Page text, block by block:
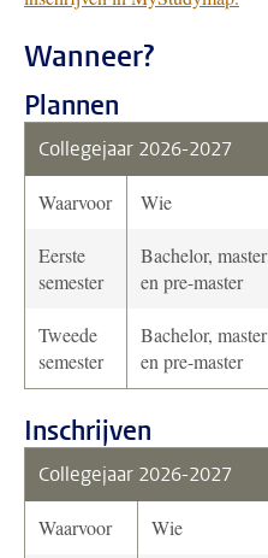
Wanneer?
Plannen
Collegejaar 2026-2027
Waarvoor Wie
Eerste
semester
Bachelor, master
en pre-master
Tweede
semester
Bachelor, master
en pre-master
Inschrijven
Collegejaar 2026-2027
Waarvoor Wie